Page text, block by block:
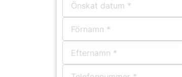
Bårhus